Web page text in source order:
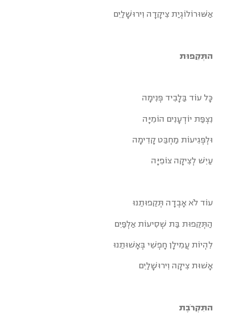
אַשּׁוּרוֹלוֹגְיַת צִיקָדָה וִירוּשָׁלַיִם
התְּקֵפוּת
כָּל עוֹד בַּלָבִיד פְּנִימָה
נִצְפַּת יוֹדְעָנִים הוֹמִיָּה
וּלְפְּגִיעוֹת מַחְבֵּט קָדִימָה
עַיִשׁ לְצִיקָה צוֹפִיָּה
עוֹד לֹא אָבְדָה תְּקֵפוּתֵנוּ
הַתְּקֵפוּת בַּת שְׁסִיעוֹת אַלְפַּיִם
לִהְיוֹת עֲמִילָן חָפְשִׁי בְּאָשׁוּתֵנוּ
אָשׁוּת צִיקָה וִירוּשָׁלַיִם
התִּקְרֹבֶת